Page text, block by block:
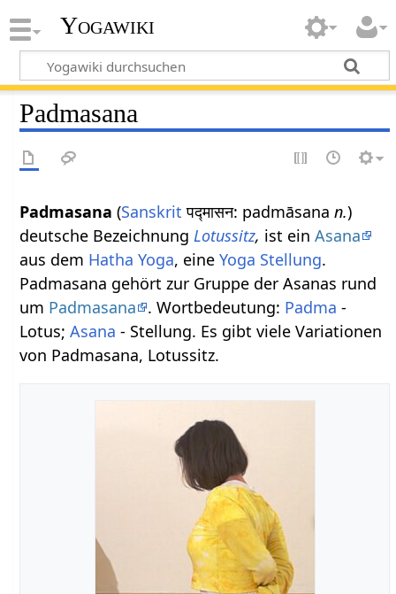
Yogawiki
Padmasana
Padmasana (Sanskrit पद्मासन: padmāsanan.)
deutsche BezeichnungLotussitz, ist einAsana
aus dem Hatha Yoga, eineYoga Stellung.
Padmasana gehört zur Gruppe der Asanas rund
um Padmasana . Wortbedeutung: Padma -
Lotus;Asana - Stellung. Es gibt viele Variationen
von Padmasana, Lotussitz.